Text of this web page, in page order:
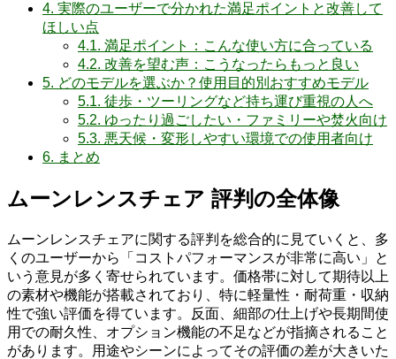
4. 実際のユーザーで分かれた満足ポイントと改善して
ほしい点
4.1. 満足ポイント：こんな使い方に合っている
4.2. 改善を望む声：こうなったらもっと良い
5. どのモデルを選ぶか？使用目的別おすすめモデル
5.1. 徒歩・ツーリングなど持ち運び重視の人へ
5.2. ゆったり過ごしたい・ファミリーや焚火向け
5.3. 悪天候・変形しやすい環境での使用者向け
6. まとめ
ムーンレンスチェア 評判の全体像
ムーンレンスチェアに関する評判を総合的に見ていくと、多
くのユーザーから「コストパフォーマンスが非常に高い」と
いう意見が多く寄せられています。価格帯に対して期待以上
の素材や機能が搭載されており、特に軽量性・耐荷重・収納
性で強い評価を得ています。反面、細部の仕上げや長期間使
用での耐久性、オプション機能の不足などが指摘されること
があります。用途やシーンによってその評価の差が大きいた